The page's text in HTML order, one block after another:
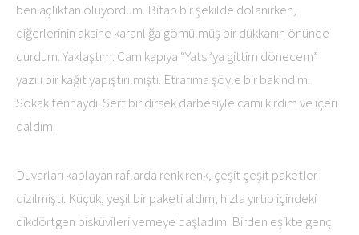
ben açlıktan ölüyordum. Bitap bir şekilde dolanırken,
diğerlerinin aksine karanlığa gömülmüş bir dükkanın önünde
durdum. Yaklaştım. Cam kapıya “Yatsı’ya gittim dönecem”
yazılı bir kağıt yapıştırılmıştı. Etrafıma şöyle bir bakındım.
Sokak tenhaydı. Sert bir dirsek darbesiyle camı kırdım ve içeri
daldım.
Duvarları kaplayan raflarda renk renk, çeşit çeşit paketler
dizilmişti. Küçük, yeşil bir paketi aldım, hızla yırtıp içindeki
dikdörtgen bisküvileri yemeye başladım. Birden eşikte genç